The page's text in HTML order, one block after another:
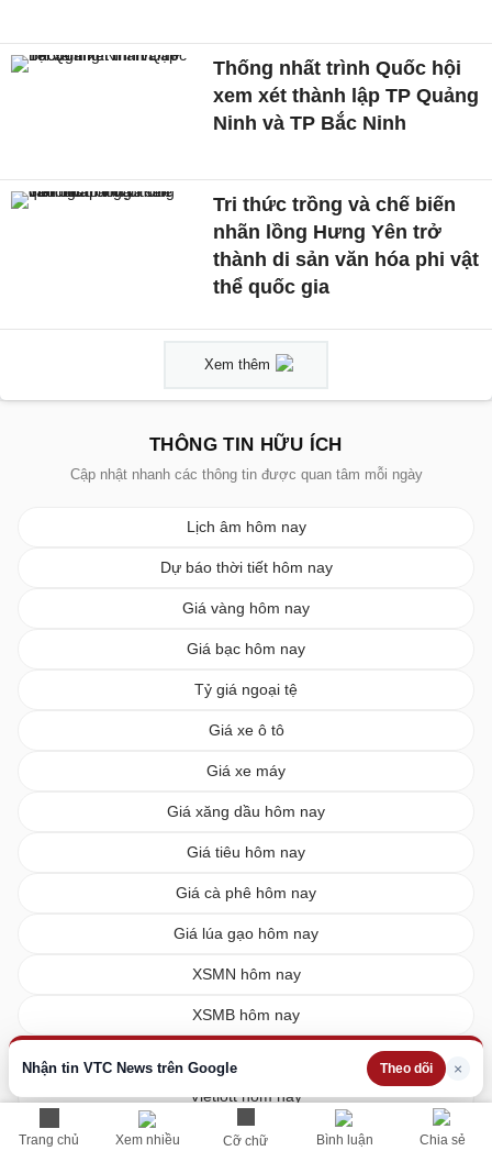
Trang chủ Xem nhiều Cỡ chữ Bình luận Chia sẻ
Nhận tin VTC News trên Google Theo dõi ×
Thống nhất trình Quốc hội
xem xét thành lập TP Quảng
Ninh và TP Bắc Ninh
Tri thức trồng và chế biến
nhãn lồng Hưng Yên trở
thành di sản văn hóa phi vật
thể quốc gia
Xem thêm
THÔNG TIN HỮU ÍCH
Cập nhật nhanh các thông tin được quan tâm mỗi ngày
Lịch âm hôm nay
Dự báo thời tiết hôm nay
Giá vàng hôm nay
Giá bạc hôm nay
Tỷ giá ngoại tệ
Giá xe ô tô
Giá xe máy
Giá xăng dầu hôm nay
Giá tiêu hôm nay
Giá cà phê hôm nay
Giá lúa gạo hôm nay
XSMN hôm nay
XSMB hôm nay
Vietlott hôm nay